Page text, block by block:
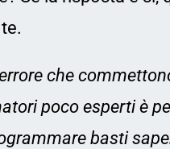
che
poco esperti è
basti